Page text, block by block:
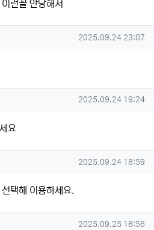
런꼴 안당해서
작성일
2025.09.24 23:07
작성일
2025.09.24 19:24
요
작성일
2025.09.24 18:59
택해 이용하세요.
작성일
2025.09.25 18:56